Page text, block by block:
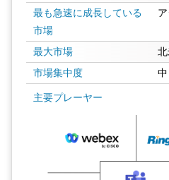
最も急速に成長している
市場
最大市場
市場集中度 中
主要プレーヤー
画像 © Mordor Intelligence。再利用